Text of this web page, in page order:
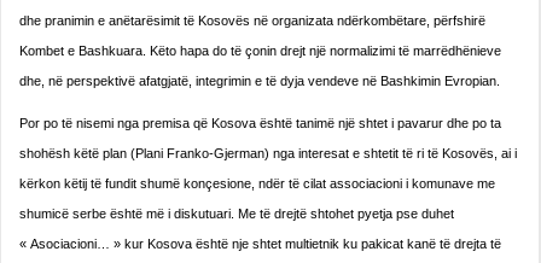
dhe pranimin e anëtarësimit të Kosovës në organizata ndërkombëtare, përfshirë
Kombet e Bashkuara. Këto hapa do të çonin drejt një normalizimi të marrëdhënieve
dhe, në perspektivë afatgjatë, integrimin e të dyja vendeve në Bashkimin Evropian.
Por po të nisemi nga premisa që Kosova është tanimë një shtet i pavarur dhe po ta
shohësh këtë plan (Plani Franko-Gjerman) nga interesat e shtetit të ri të Kosovës, ai i
kërkon këtij të fundit shumë konçesione, ndër të cilat associacioni i komunave me
shumicë serbe është më i diskutuari. Me të drejtë shtohet pyetja pse duhet
« Asociacioni… » kur Kosova është nje shtet multietnik ku pakicat kanë të drejta të